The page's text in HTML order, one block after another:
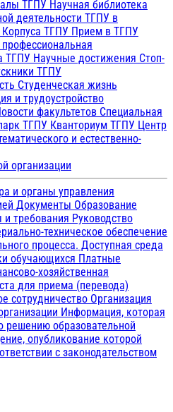
ТГПУ Научная библиотека
деятельности ТГПУ в
Корпуса ТГПУ Прием в ТГПУ
ТГПУ Научные достижения Стоп-
ТГПУ
Студенческая жизнь
и трудоустройство
факультетов Специальная
ТГПУ Кванториум ТГПУ Центр
и естественно-
организации
и органы управления
Документы Образование
и требования Руководство
техническое обеспечение
процесса. Доступная среда
обучающихся Платные
хозяйственная
для приема (перевода)
сотрудничество Организация
Информация, которая
решению образовательной
опубликование которой
с законодательством